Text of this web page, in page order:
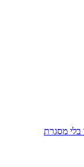
בלי מסגרת